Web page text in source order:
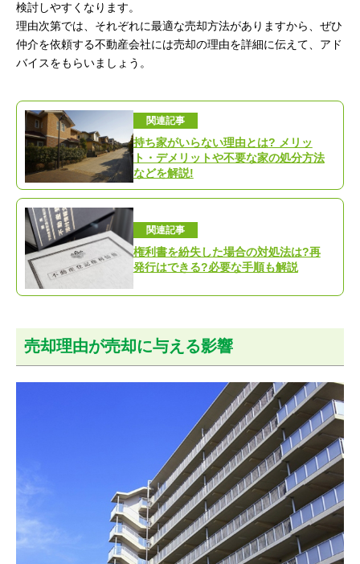
検討しやすくなります。
理由次第では、それぞれに最適な売却方法がありますから、ぜひ
仲介を依頼する不動産会社には売却の理由を詳細に伝えて、アド
バイスをもらいましょう。
関連記事
持ち家がいらない理由とは? メリッ
ト・デメリットや不要な家の処分方法
などを解説!
関連記事
権利書を紛失した場合の対処法は?再
発行はできる?必要な手順も解説
売却理由が売却に与える影響